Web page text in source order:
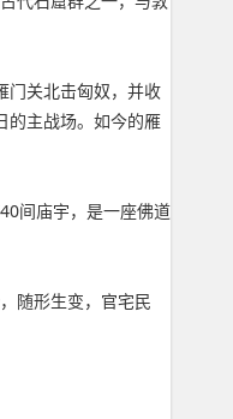
门关北击匈奴，并收
的主战场。如今的雁
间庙宇，是一座佛道
随形生变，官宅民